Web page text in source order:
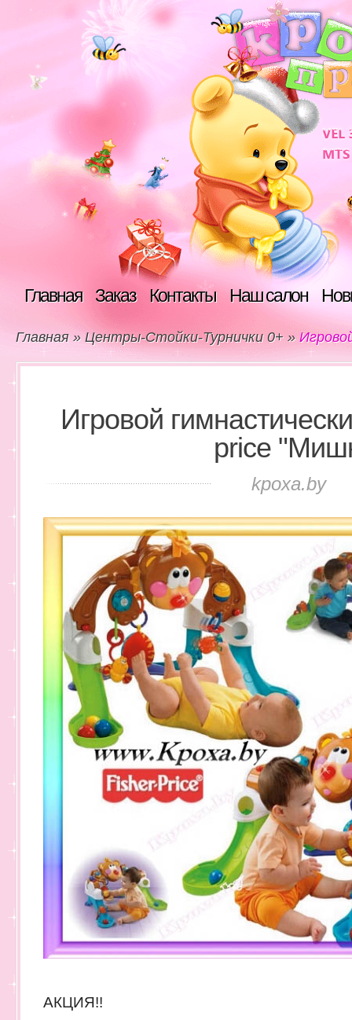
Главная Заказ Контакты Наш салон
Главная » Центры-Стойки-Турнички 0+ »
Игровой
price
kpoxa.by
АКЦИЯ!!